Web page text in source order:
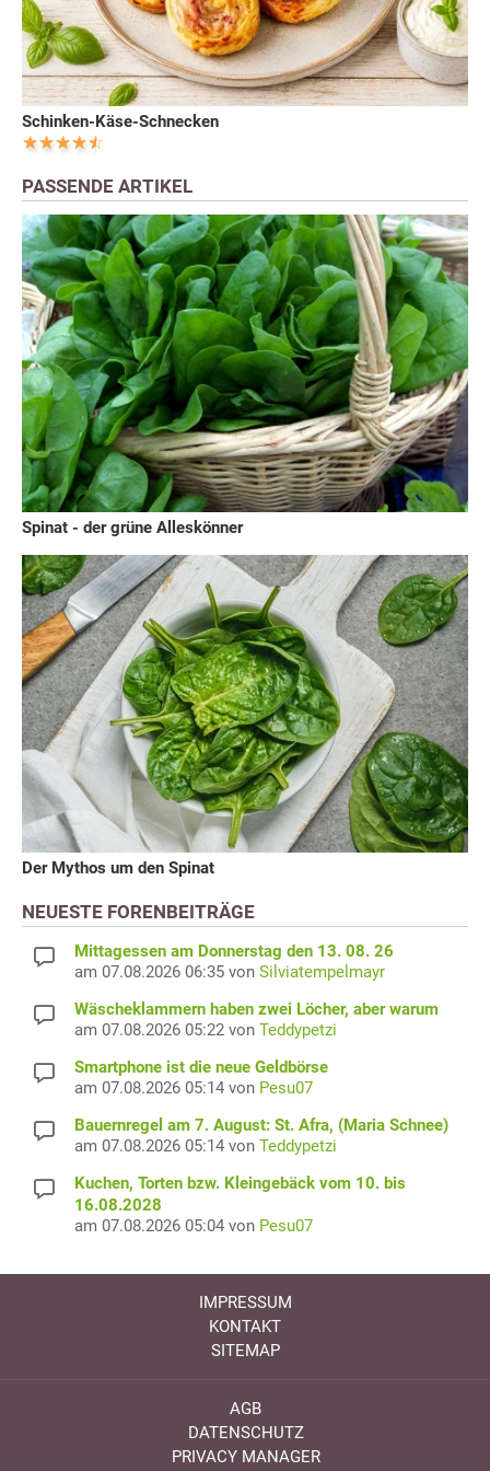
Schinken-Käse-Schnecken
PASSENDE ARTIKEL
Spinat - der grüne Alleskönner
Der Mythos um den Spinat
NEUESTE FORENBEITRÄGE
Mittagessen am Donnerstag den 13. 08. 26
am 07.08.2026 06:35 von Silviatempelmayr
Wäscheklammern haben zwei Löcher, aber warum
am 07.08.2026 05:22 von Teddypetzi
Smartphone ist die neue Geldbörse
am 07.08.2026 05:14 von Pesu07
Bauernregel am 7. August: St. Afra, (Maria Schnee)
am 07.08.2026 05:14 von Teddypetzi
Kuchen, Torten bzw. Kleingebäck vom 10. bis
16.08.2028
am 07.08.2026 05:04 von Pesu07
IMPRESSUM
KONTAKT
SITEMAP
AGB
DATENSCHUTZ
PRIVACY MANAGER